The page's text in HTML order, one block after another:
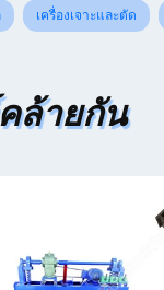
เครื่องเจาะและตัด
ล้ายกัน